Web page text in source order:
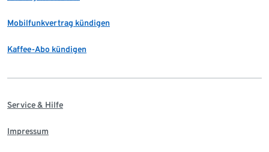
Mobilfunkvertrag kündigen
Kaffee-Abo kündigen
Service & Hilfe
Impressum